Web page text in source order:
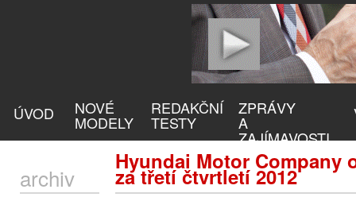
ÚVOD NOVÉ
MODELY
REDAKČNÍ
TESTY
ZPRÁVY
A
ZAJÍMAVOSTI
Hyundai Motor Company
za třetí čtvrtletí 2012
archiv